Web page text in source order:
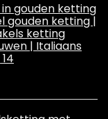
in gouden ketting
gouden ketting |
ketting
| Italiaans